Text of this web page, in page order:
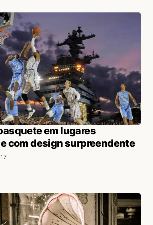
em lugares
com design surpreendente